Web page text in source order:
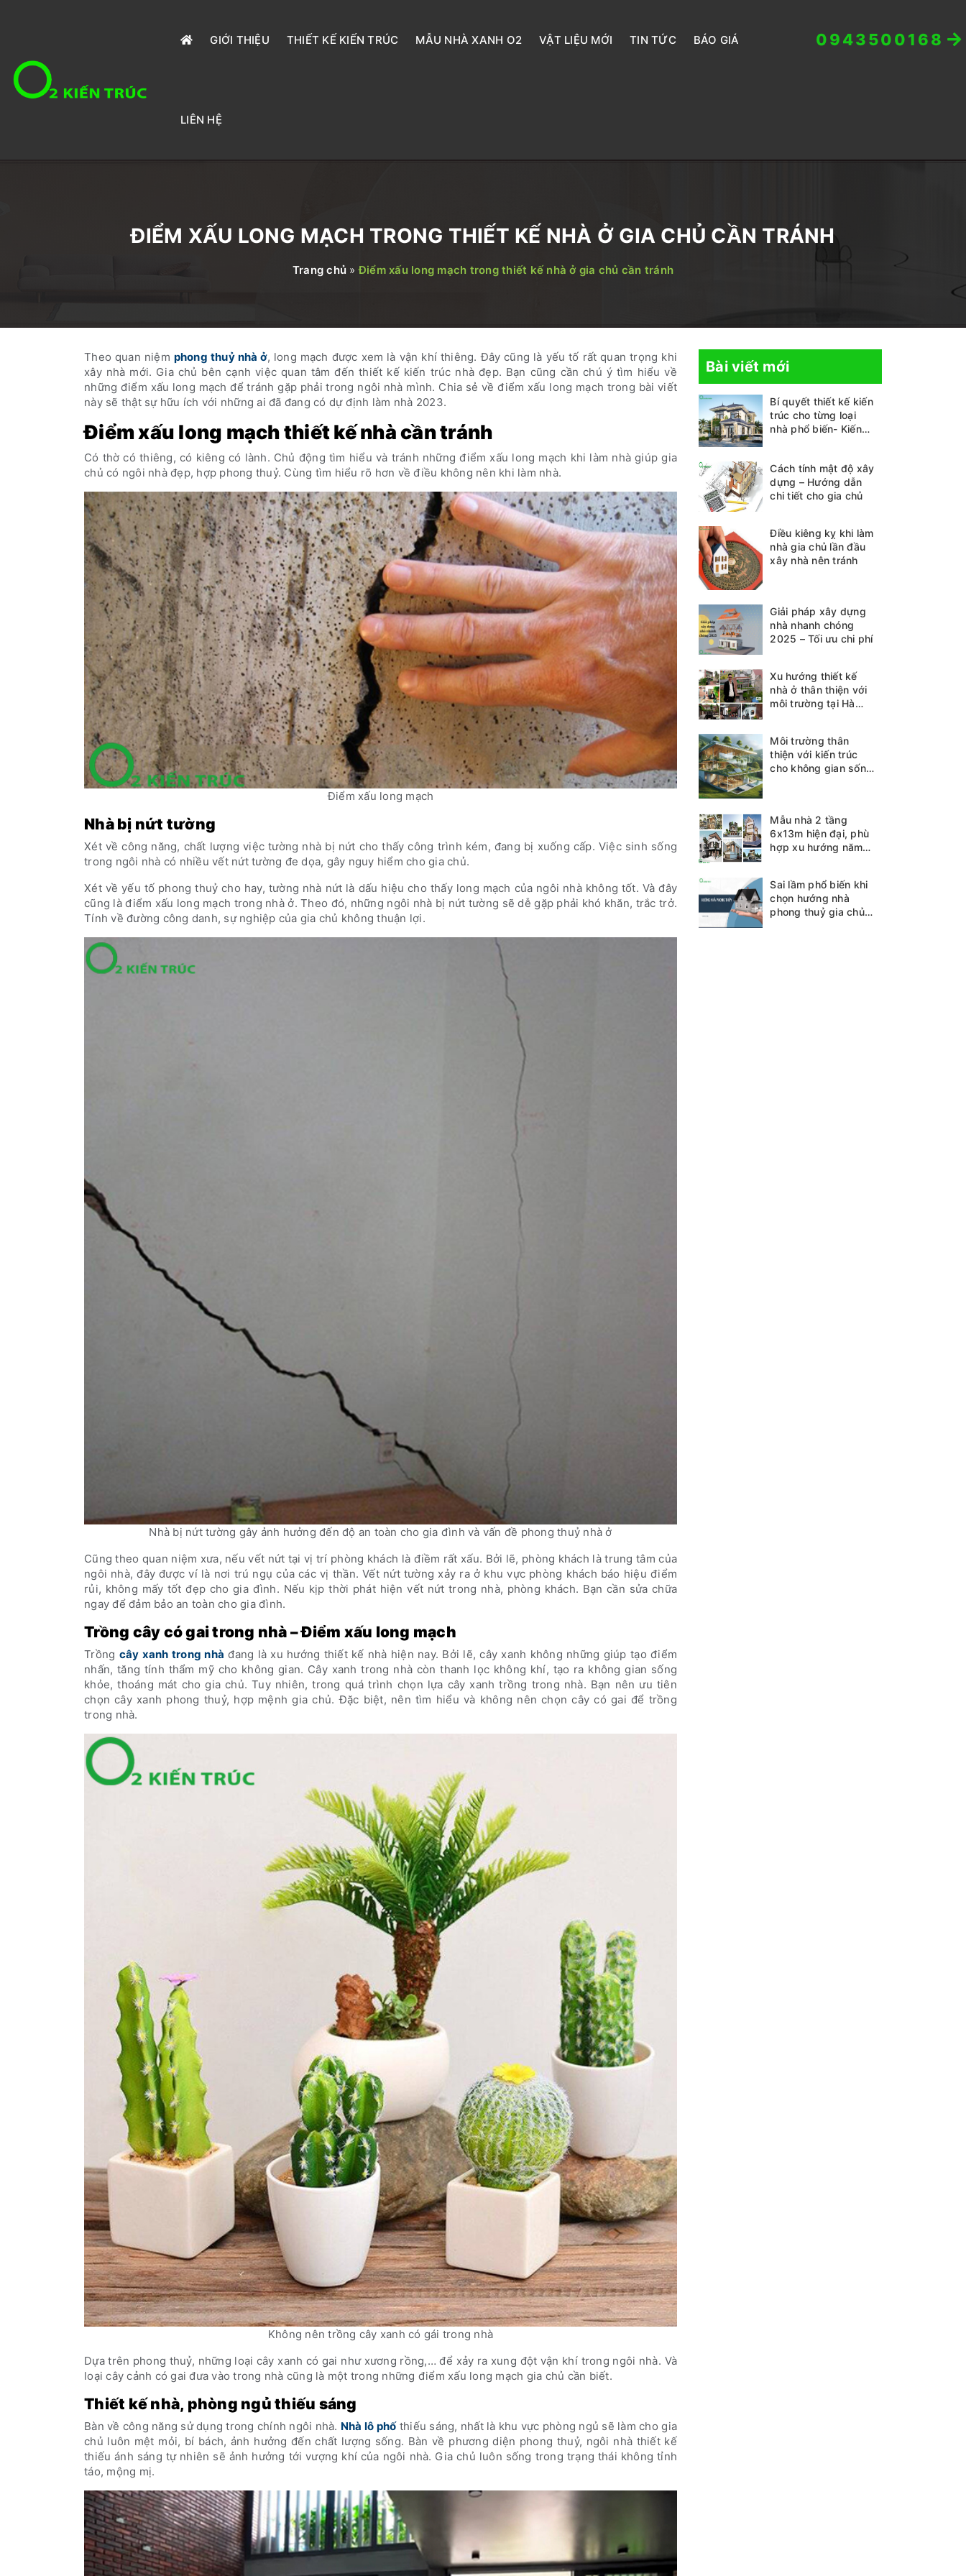
GIỚI THIỆU THIẾT KẾ KIẾN TRÚC MẪU NHÀ XANH O2 VẬT LIỆU MỚI TIN TỨC BÁO GIÁ
LIÊN HỆ
0943500168
ĐIỂM XẤU LONG MẠCH TRONG THIẾT KẾ NHÀ Ở GIA CHỦ CẦN TRÁNH
Trang chủ »Điểm xấu long mạch trong thiết kế nhà ở gia chủ cần tránh
Theo quan niệm phong thuỷ nhà ở, long mạch được xem là vận khí thiêng. Đây cũng là yếu tố rất quan trọng khi
xây nhà mới. Gia chủ bên cạnh việc quan tâm đến thiết kế kiến trúc nhà đẹp. Bạn cũng cần chú ý tìm hiểu về
những điểm xấu long mạch để tránh gặp phải trong ngôi nhà mình. Chia sẻ về điểm xấu long mạch trong bài viết
này sẽ thật sự hữu ích với những ai đã đang có dự định làm nhà 2023.
Điểm xấu long mạch thiết kế nhà cần tránh
Có thờ có thiêng, có kiêng có lành. Chủ động tìm hiểu và tránh những điểm xấu long mạch khi làm nhà giúp gia
chủ có ngôi nhà đẹp, hợp phong thuỷ. Cùng tìm hiểu rõ hơn về điều không nên khi làm nhà.
Điểm xấu long mạch
Nhà bị nứt tường
Xét về công năng, chất lượng việc tường nhà bị nứt cho thấy công trình kém, đang bị xuống cấp. Việc sinh sống
trong ngôi nhà có nhiều vết nứt tường đe dọa, gây nguy hiểm cho gia chủ.
Xét về yếu tố phong thuỷ cho hay, tường nhà nứt là dấu hiệu cho thấy long mạch của ngôi nhà không tốt. Và đây
cũng là điểm xấu long mạch trong nhà ở. Theo đó, những ngôi nhà bị nứt tường sẽ dễ gặp phải khó khăn, trắc trở.
Tính về đường công danh, sự nghiệp của gia chủ không thuận lợi.
Nhà bị nứt tường gây ảnh hưởng đến độ an toàn cho gia đình và vấn đề phong thuỷ nhà ở
Cũng theo quan niệm xưa, nếu vết nứt tại vị trí phòng khách là điềm rất xấu. Bởi lẽ, phòng khách là trung tâm của
ngôi nhà, đây được ví là nơi trú ngụ của các vị thần. Vết nứt tường xảy ra ở khu vực phòng khách báo hiệu điểm
rủi, không mấy tốt đẹp cho gia đình. Nếu kịp thời phát hiện vết nứt trong nhà, phòng khách. Bạn cần sửa chữa
ngay để đảm bảo an toàn cho gia đình.
Trồng cây có gai trong nhà – Điểm xấu long mạch
Trồng cây xanh trong nhà đang là xu hướng thiết kế nhà hiện nay. Bởi lẽ, cây xanh không những giúp tạo điểm
nhấn, tăng tính thẩm mỹ cho không gian. Cây xanh trong nhà còn thanh lọc không khí, tạo ra không gian sống
khỏe, thoáng mát cho gia chủ. Tuy nhiên, trong quá trình chọn lựa cây xanh trồng trong nhà. Bạn nên ưu tiên
chọn cây xanh phong thuỷ, hợp mệnh gia chủ. Đặc biệt, nên tìm hiểu và không nên chọn cây có gai để trồng
trong nhà.
Không nên trồng cây xanh có gái trong nhà
Dựa trên phong thuỷ, những loại cây xanh có gai như xương rồng,… để xảy ra xung đột vận khí trong ngôi nhà. Và
loại cây cảnh có gai đưa vào trong nhà cũng là một trong những điểm xấu long mạch gia chủ cần biết.
Thiết kế nhà, phòng ngủ thiếu sáng
Bàn về công năng sử dụng trong chính ngôi nhà. Nhà lô phốthiếu sáng, nhất là khu vực phòng ngủ sẽ làm cho gia
chủ luôn mệt mỏi, bí bách, ảnh hưởng đến chất lượng sống. Bàn về phương diện phong thuỷ, ngôi nhà thiết kế
thiếu ánh sáng tự nhiên sẽ ảnh hưởng tới vượng khí của ngôi nhà. Gia chủ luôn sống trong trạng thái không tỉnh
táo, mộng mị.
Bài viết mới
Bí quyết thiết kế kiến
trúc cho từng loại
nhà phổ biến- Kiến
Cách tính mật độ xây
dựng – Hướng dẫn
chi tiết cho gia chủ
Điều kiêng kỵ khi làm
nhà gia chủ lần đầu
xây nhà nên tránh
Giải pháp xây dựng
nhà nhanh chóng
2025 – Tối ưu chi phí
Xu hướng thiết kế
nhà ở thân thiện với
môi trường tại Hà
Môi trường thân
thiện với kiến trúc
cho không gian sống
Mẫu nhà 2 tầng
6x13m hiện đại, phù
hợp xu hướng năm
Sai lầm phổ biến khi
chọn hướng nhà
phong thuỷ gia chủ